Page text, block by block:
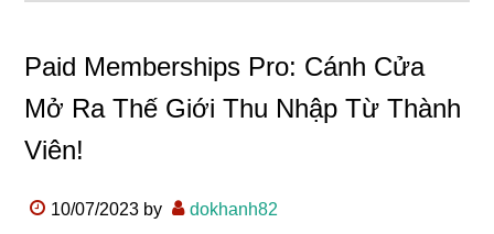
Paid Memberships Pro: Cánh Cửa
Mở Ra Thế Giới Thu Nhập Từ Thành
Viên!
10/07/2023 by dokhanh82